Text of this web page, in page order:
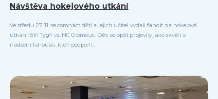
Návštěva hokejového utkání
Ve středu 27. 11. se osmnáct dětí a jejich učitel vydali fandit na hokejové
utkání Bílí Tygři vs. HC Olomouc. Děti se opět projevily jako skvělí a
nadšení fanoušci, kteří podpořil...